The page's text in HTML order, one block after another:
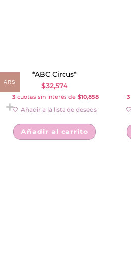
*ABC Circus*
$32,574
3 cuotas sin interés de $10,858
Añadir a la lista de deseos
Añadir al carrito
3
ARS